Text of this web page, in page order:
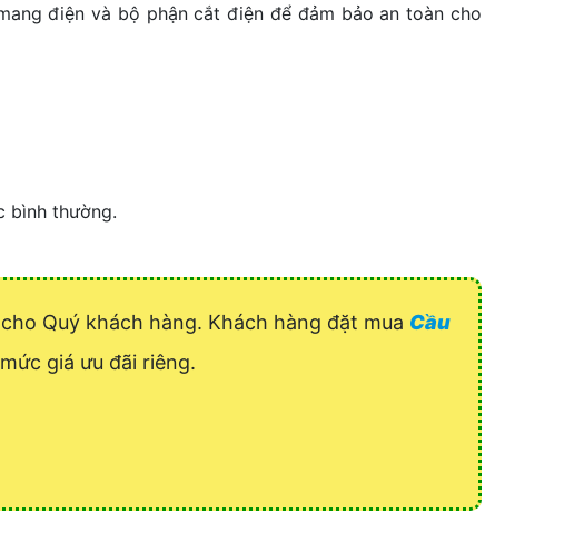
điện và bộ phận cắt điện để đảm bảo an toàn cho
bình thường.
Quý khách hàng. Khách hàng đặt mua Cầu
giá ưu đãi riêng.